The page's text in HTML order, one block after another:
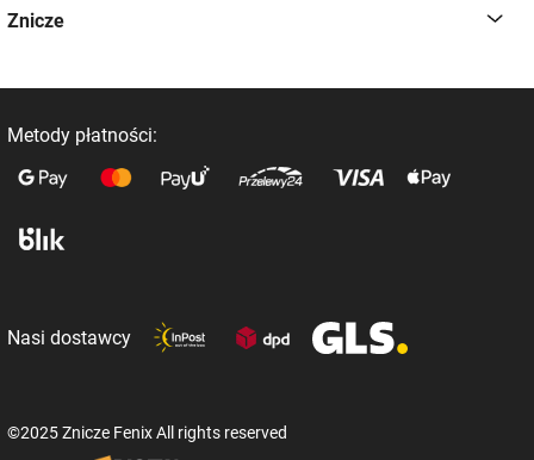
Znicze
Metody płatności:
Nasi dostawcy
©2025 Znicze Fenix All rights reserved